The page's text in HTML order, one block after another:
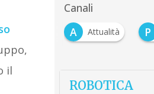
il
Canali
A
Attualità P
ROBOTICA